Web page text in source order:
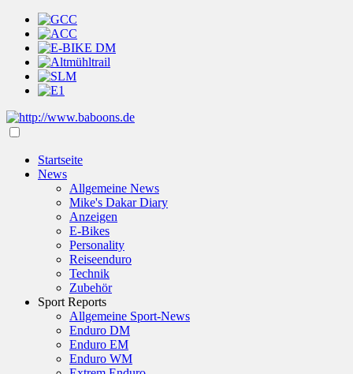
Startseite
News
Allgemeine News
Mike's Dakar Diary
Anzeigen
E-Bikes
Personality
Reiseenduro
Technik
Zubehör
Sport Reports
Allgemeine Sport-News
Enduro DM
Enduro EM
Enduro WM